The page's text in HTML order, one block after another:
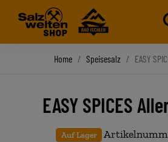
Home Speisesalz EASY
EASY SPICES
Auf Lager